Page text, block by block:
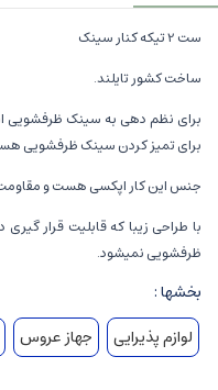
ست 2 تیکه کنار سینک
ساخت کشور تایلند.
برای نظم دهی به سینک ظرفشویی
برای تمیز کردن سینک ظرفشویی
جنس این کار اپکسی هست و مقاومت
با طراحی زیبا که قابلیت قرار
ظرفشویی نمیشود.
بخشها :
لوازم پذیرایی
جهاز عروس